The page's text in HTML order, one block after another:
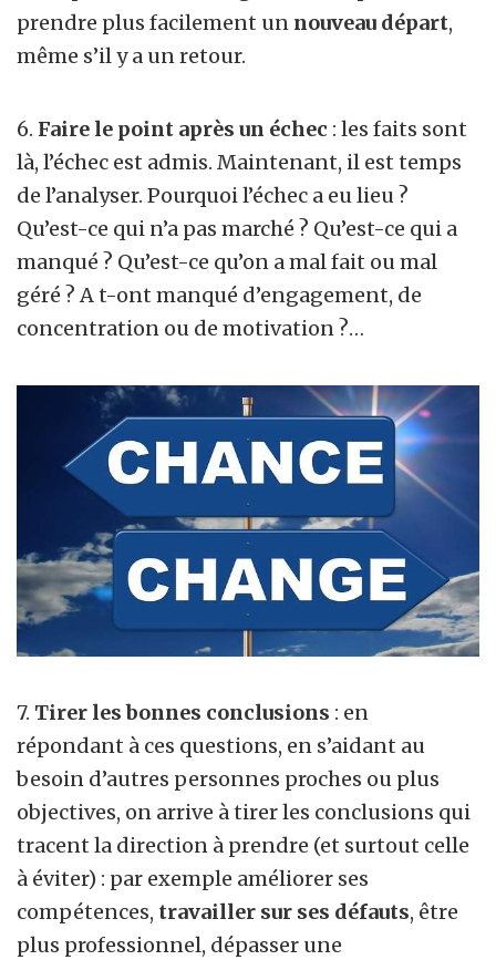
prendre plus facilement un nouveau départ,
même s’il y a un retour.
6. Faire le point après un échec : les faits sont
là, l’échec est admis. Maintenant, il est temps
de l’analyser. Pourquoi l’échec a eu lieu ?
Qu’est-ce qui n’a pas marché ? Qu’est-ce qui a
manqué ? Qu’est-ce qu’on a mal fait ou mal
géré ? A t-ont manqué d’engagement, de
concentration ou de motivation ?…
7. Tirer les bonnes conclusions : en
répondant à ces questions, en s’aidant au
besoin d’autres personnes proches ou plus
objectives, on arrive à tirer les conclusions qui
tracent la direction à prendre (et surtout celle
à éviter) : par exemple améliorer ses
compétences, travailler sur ses défauts, être
plus professionnel, dépasser une